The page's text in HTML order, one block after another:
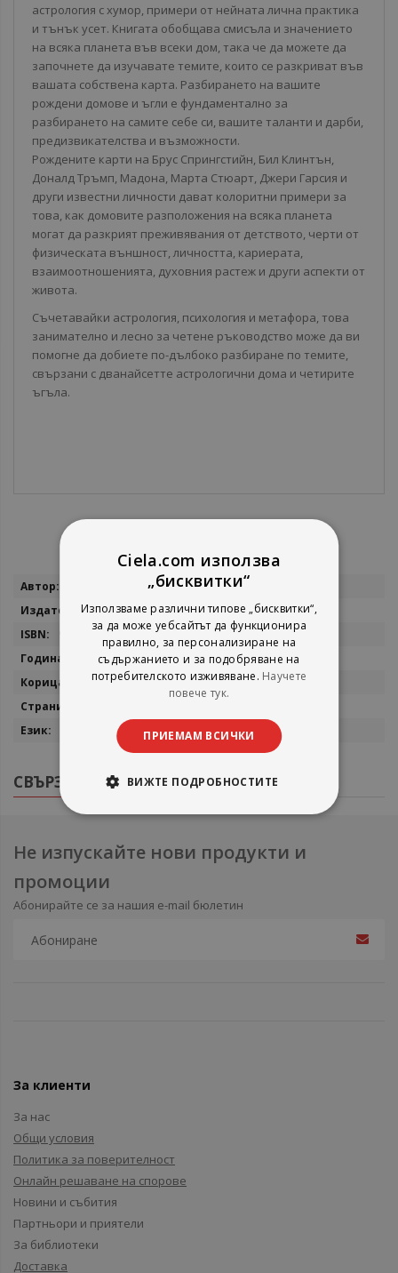
астрология с хумор, примери от нейната лична практика
и тънък усет. Книгата обобщава смисъла и значението
на всяка планета във всеки дом, така че да можете да
започнете да изучавате темите, които се разкриват във
вашата собствена карта. Разбирането на вашите
рождени домове и ъгли е фундаментално за
разбирането на самите себе си, вашите таланти и дарби,
предизвикателства и възможности.
Рождените карти на Брус Спрингстийн, Бил Клинтън,
Доналд Тръмп, Мадона, Марта Стюарт, Джери Гарсия и
други известни личности дават колоритни примери за
това, как домовите разположения на всяка планета
могат да разкрият преживявания от детството, черти от
физическата външност, личността, кариерата,
взаимоотношенията, духовния растеж и други аспекти от
живота.
Съчетавайки астрология, психология и метафора, това
занимателно и лесно за четене ръководство може да ви
помогне да добиете по-дълбоко разбиране по темите,
свързани с дванайсетте астрологични дома и четирите
ъгъла.
Повече
информация
Гуинет Брайън
Аратрон
9789546263087
2009
Мека
Български
СВЪРЗАНИ ПРОДУКТИ
Не изпускайте нови продукти и
промоции
Абонирайте се за нашия e-mail бюлетин
За клиенти
За нас
Общи условия
Политика за поверителност
Онлайн решаване на спорове
Новини и събития
Партньори и приятели
За библиотеки
Доставка
Ciela.com използва
„бисквитки“
Използваме различни типове „бисквитки“,
за да може уебсайтът да функционира
правилно, за персонализиране на
съдържанието и за подобряване на
потребителското изживяване. Научете
повече тук.
ПРИЕМАМ ВСИЧКИ
ВИЖТЕ ПОДРОБНОСТИТЕ